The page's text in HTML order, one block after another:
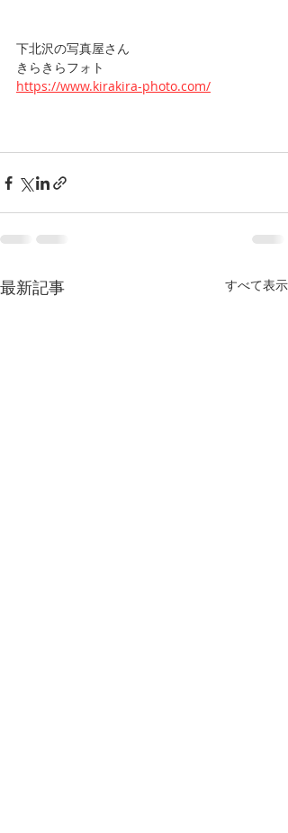
下北沢の写真屋さん
きらきらフォト
https://www.kirakira-photo.com/
最新記事 すべて表示